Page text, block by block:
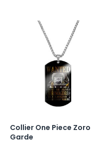
Collier One Piece Zoro
Garde